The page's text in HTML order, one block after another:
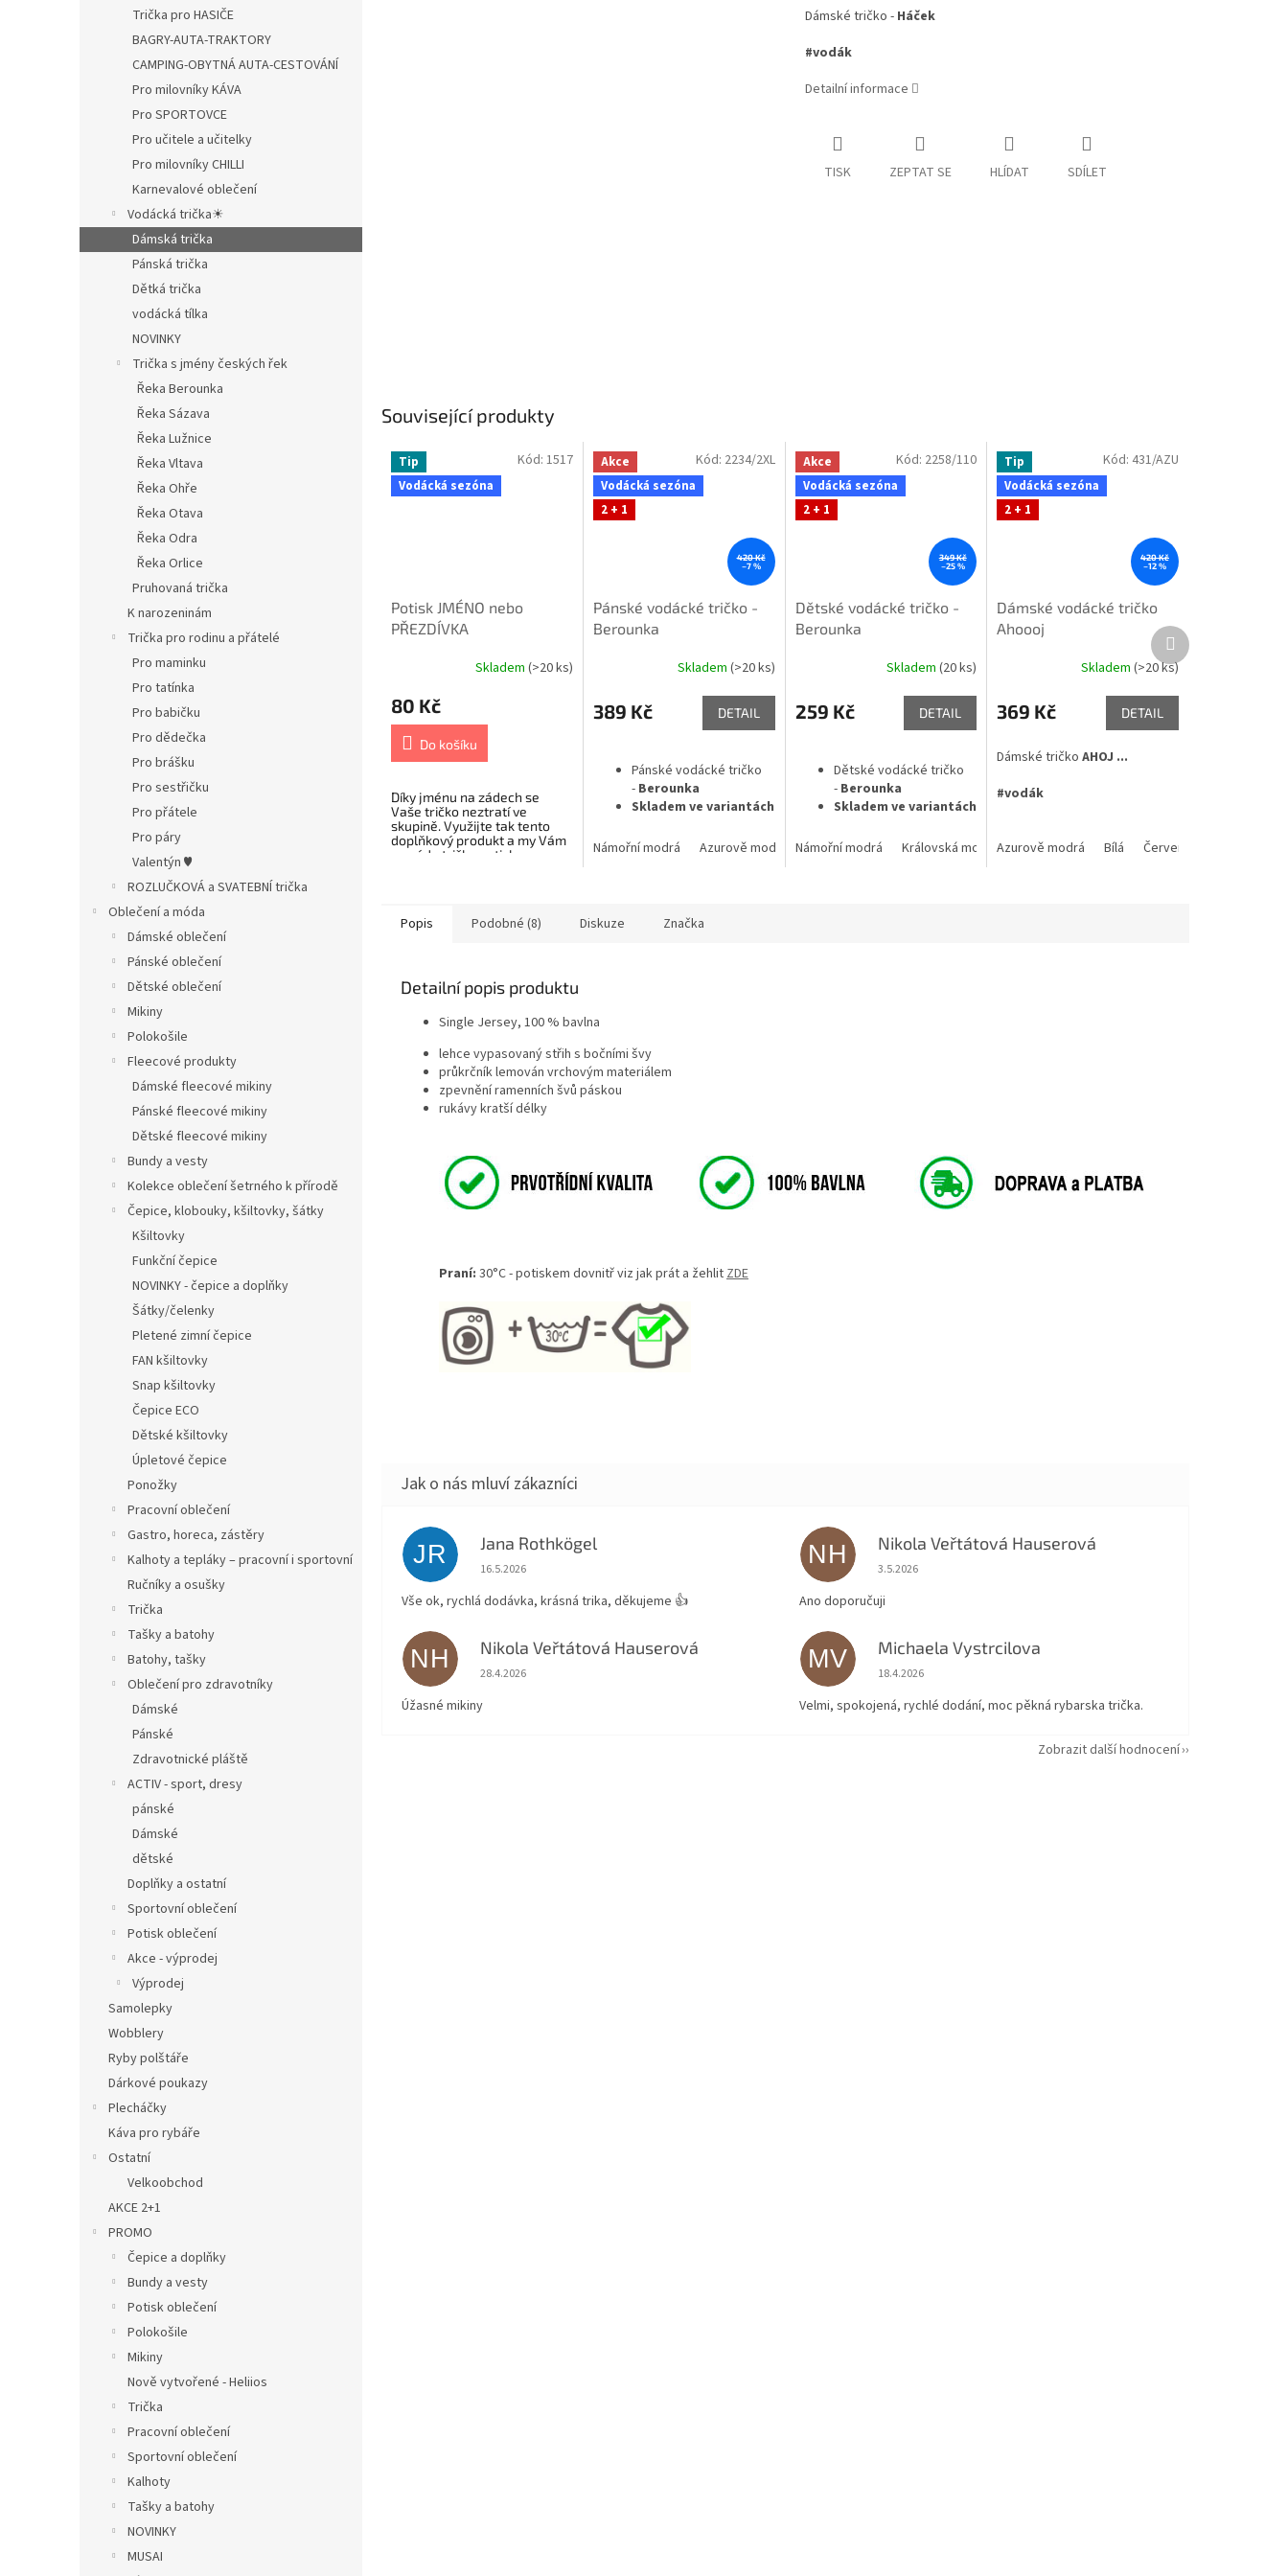
Trička pro HASIČE
BAGRY-AUTA-TRAKTORY
CAMPING-OBYTNÁ AUTA-CESTOVÁNÍ
Pro milovníky KÁVA
Pro SPORTOVCE
Pro učitele a učitelky
Pro milovníky CHILLI
Karnevalové oblečení
Vodácká trička☀
Dámská trička
Pánská trička
Dětká trička
vodácká tílka
NOVINKY
Trička s jmény českých řek
Řeka Berounka
Řeka Sázava
Řeka Lužnice
Řeka Vltava
Řeka Ohře
Řeka Otava
Řeka Odra
Řeka Orlice
Pruhovaná trička
K narozeninám
Trička pro rodinu a přátelé
Pro maminku
Pro tatínka
Pro babičku
Pro dědečka
Pro brášku
Pro sestřičku
Pro přátele
Pro páry
Valentýn ♥
ROZLUČKOVÁ a SVATEBNÍ trička
Oblečení a móda
Dámské oblečení
Pánské oblečení
Dětské oblečení
Mikiny
Polokošile
Fleecové produkty
Dámské fleecové mikiny
Pánské fleecové mikiny
Dětské fleecové mikiny
Bundy a vesty
Kolekce oblečení šetrného k přírodě
Čepice, klobouky, kšiltovky, šátky
Kšiltovky
Funkční čepice
NOVINKY - čepice a doplňky
Šátky/čelenky
Pletené zimní čepice
FAN kšiltovky
Snap kšiltovky
Čepice ECO
Dětské kšiltovky
Úpletové čepice
Ponožky
Pracovní oblečení
Gastro, horeca, zástěry
Kalhoty a tepláky – pracovní i sportovní
Ručníky a osušky
Trička
Tašky a batohy
Batohy, tašky
Oblečení pro zdravotníky
Dámské
Pánské
Zdravotnické pláště
ACTIV - sport, dresy
pánské
Dámské
dětské
Doplňky a ostatní
Sportovní oblečení
Potisk oblečení
Akce - výprodej
Výprodej
Samolepky
Wobblery
Ryby polštáře
Dárkové poukazy
Plecháčky
Káva pro rybáře
Ostatní
Velkoobchod
AKCE 2+1
PROMO
Čepice a doplňky
Bundy a vesty
Potisk oblečení
Polokošile
Mikiny
Nově vytvořené - Heliios
Trička
Pracovní oblečení
Sportovní oblečení
Kalhoty
Tašky a batohy
NOVINKY
MUSAI
Dámské tričko - Háček
#vodák
Detailní informace
TISK ZEPTAT SE HLÍDAT SDÍLET
Související produkty
Tip
Vodácká sezóna
Potisk JMÉNO nebo
PŘEZDÍVKA
Skladem (>20 ks)
80 Kč
Do košíku
Díky jménu na zádech se
Vaše tričko neztratí ve
skupině. Využijte tak tento
doplňkový produkt a my Vám
na záda trička natiskneme
Tento DOTISK JE URČEN pro
Kód: 1517
Akce
Vodácká sezóna
2 + 1
420 Kč
–7 %
Pánské vodácké tričko -
Berounka
Skladem (>20 ks)
389 Kč DETAIL
Pánské vodácké tričko
- Berounka
Skladem ve variantách
Námořní modrá Azurově modrá Bílá tyrkysová
Kód: 2234/2XL
Akce
Vodácká sezóna
2 + 1
349 Kč
–25 %
Dětské vodácké tričko -
Berounka
Skladem(20 ks)
259 Kč DETAIL
Dětské vodácké tričko
- Berounka
Skladem ve variantách
Námořní modrá Královská modrá Azurově modrá Bílá Růžová
Kód: 2258/110
Tip
Vodácká sezóna
2 + 1
420 Kč
–12 %
Dámské vodácké tričko
Ahoooj
Skladem (>20 ks)
369 Kč DETAIL
Dámské tričkoAHOJ ...
#vodák
Azurově modrá Bílá Červená
Kód: 431/AZU
Další
produkt
Popis Podobné (8) Diskuze Značka
Detailní popis produktu
Single Jersey, 100 % bavlna
lehce vypasovaný střih s bočními švy
průkrčník lemován vrchovým materiálem
zpevnění ramenních švů páskou
rukávy kratší délky
Praní: 30°C - potiskem dovnitř viz jak prát a žehlitZDE
JR Jana Rothkögel
Hodnocení obchodu je 5 z 5 hvězdiček.
16.5.2026
Vše ok, rychlá dodávka, krásná trika, děkujeme 👍
NH Nikola Veřtátová Hauserová
Hodnocení obchodu je 5 z 5 hvězdiček.
3.5.2026
Ano doporučuji
NH Nikola Veřtátová Hauserová
Hodnocení obchodu je 5 z 5 hvězdiček.
28.4.2026
Úžasné mikiny
MV Michaela Vystrcilova
Hodnocení obchodu je 5 z 5 hvězdiček.
18.4.2026
Velmi, spokojená, rychlé dodání, moc pěkná rybarska trička.
Zobrazit další hodnocení